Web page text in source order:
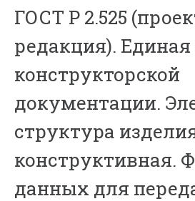
ГОСТ Р 2.525
редакция).
конструкторской
документации.
структура
конструктивная.
данных для